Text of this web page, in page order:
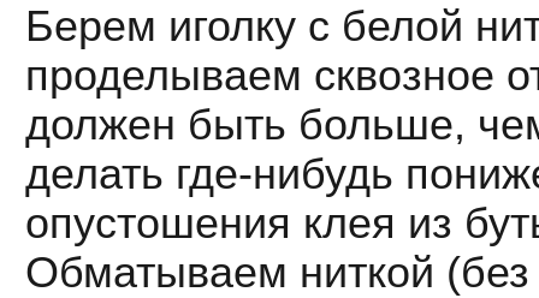
Берем иголку с белой
проделываем сквозное
должен быть больше,
делать где-нибудь
опустошения клея из
Обматываем ниткой